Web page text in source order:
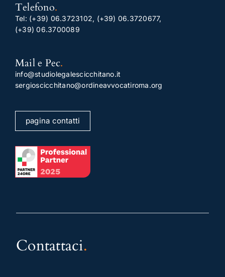
Telefono.
Tel: (+39) 06.3723102, (+39) 06.3720677,
(+39) 06.3700089
Mail e Pec.
info@studiolegalescicchitano.it
sergioscicchitano@ordineavvocatiroma.org
pagina contatti
Contattaci.